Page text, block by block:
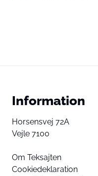
Information
Horsensvej 72A
Vejle 7100
Om Teksajten
Cookiedeklaration